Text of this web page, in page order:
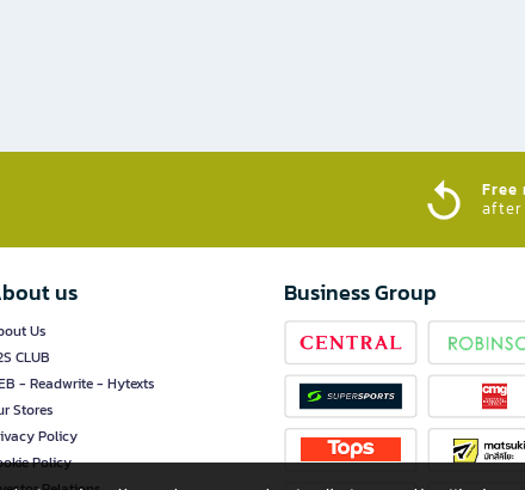
Free
after
us
Us
CLUB
- Readwrite - Hytexts
Stores
Policy
Policy
Business Group